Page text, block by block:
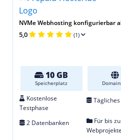
NVMe Webhosting konfigurierbar
5,0 (1)
10 GB
Speicherplatz
Kostenlose
Testphase
Tägliches
2 Datenbanken
Für bis zu
Webprojekte